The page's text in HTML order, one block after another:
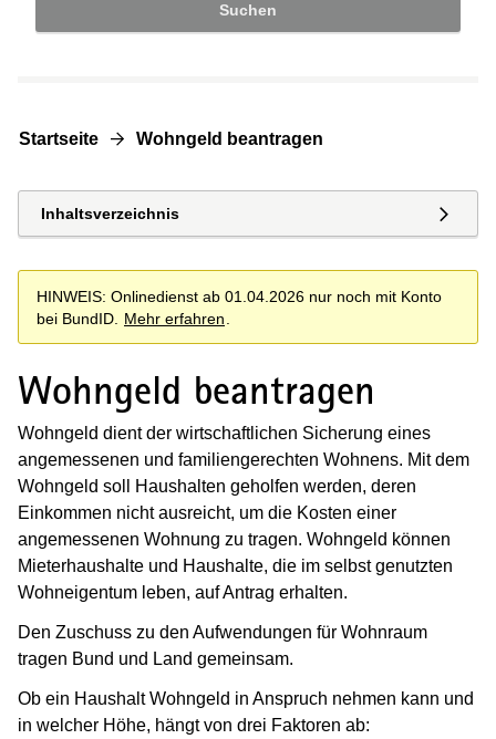
Suchen
Startseite Wohngeld beantragen
Inhaltsverzeichnis
HINWEIS: Onlinedienst ab 01.04.2026 nur noch mit Konto
bei BundID.
Mehr erfahren
Wohngeld beantragen
Wohngeld dient der wirtschaftlichen Sicherung eines
angemessenen und familiengerechten Wohnens. Mit dem
Wohngeld soll Haushalten geholfen werden, deren
Einkommen nicht ausreicht, um die Kosten einer
angemessenen Wohnung zu tragen. Wohngeld können
Mieterhaushalte und Haushalte, die im selbst genutzten
Wohneigentum leben, auf Antrag erhalten.
Den Zuschuss zu den Aufwendungen für Wohnraum
tragen Bund und Land gemeinsam.
Ob ein Haushalt Wohngeld in Anspruch nehmen kann und
in welcher Höhe, hängt von drei Faktoren ab: